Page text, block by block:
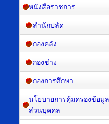
หนังสือราชการ
สำนักปลัด
กองคลัง
กองช่าง
กองการศึกษา
นโยบายการคุ้มครองข้อมูล
ส่วนบุคคล